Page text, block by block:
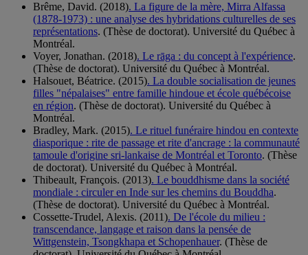
Brême, David. (2018). La figure de la mère, Mirra Alfassa
(1878-1973) : une analyse des hybridations culturelles de ses
représentations. (Thèse de doctorat). Université du Québec à
Montréal.
Voyer, Jonathan. (2018). Le rāga : du concept à l'expérience.
(Thèse de doctorat). Université du Québec à Montréal.
Halsouet, Béatrice. (2015). La double socialisation de jeunes
filles "népalaises" entre famille hindoue et école québécoise
en région. (Thèse de doctorat). Université du Québec à
Montréal.
Bradley, Mark. (2015). Le rituel funéraire hindou en contexte
diasporique : rite de passage et rite d'ancrage : la communauté
tamoule d'origine sri-lankaise de Montréal et Toronto. (Thèse
de doctorat). Université du Québec à Montréal.
Thibeault, François. (2013). Le bouddhisme dans la société
mondiale : circuler en Inde sur les chemins du Bouddha.
(Thèse de doctorat). Université du Québec à Montréal.
Cossette-Trudel, Alexis. (2011). De l'école du milieu :
transcendance, langage et raison dans la pensée de
Wittgenstein, Tsongkhapa et Schopenhauer. (Thèse de